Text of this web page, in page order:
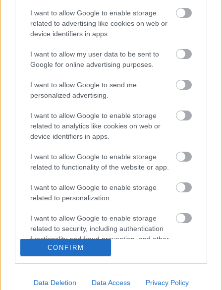
I want to allow Google to enable storage
related to advertising like cookies on web or
device identifiers in apps.
I want to allow my user data to be sent to
Google for online advertising purposes.
I want to allow Google to send me
personalized advertising.
I want to allow Google to enable storage
related to analytics like cookies on web or
device identifiers in apps.
I want to allow Google to enable storage
related to functionality of the website or app.
I want to allow Google to enable storage
related to personalization.
I want to allow Google to enable storage
related to security, including authentication
functionality and fraud prevention, and other
user protection.
CONFIRM
Data Deletion Data Access Privacy Policy
A talaj tőzegmentes, az Egyesült Királyságból
szármató növények jól tűrik a szárazságot, a se
áramot, se víznyomást nem igénylő öntözőrendszer
minimalizálja a hulladékot. A kerámiaegységek a
nedvesség beszívásával és szárazság közbeni
kibocsátásával táplálják a növények gyökereit.
Anyaguk összetörhető, újrahasznosítható.
Címkék:kert kerámia tájépítészet modularitás
környezetbarát technológiák
Ajánlott bejegyzések:
„Örökéletű” vegyszerek eltávolítása
nyomtatott kerámiarácsokkal
állkapocs-beültetés